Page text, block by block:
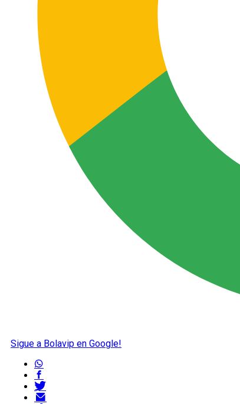
Sigue a Bolavip en Google!